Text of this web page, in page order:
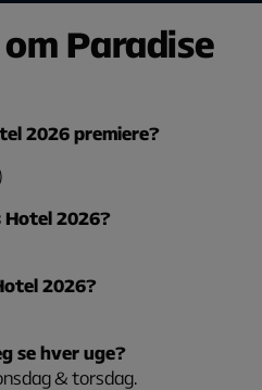
Paradise
2026 premiere?
Hotel 2026?
2026?
se hver uge?
& torsdag.